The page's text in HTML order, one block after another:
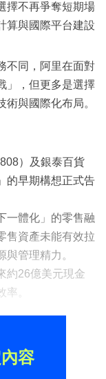
擇不再爭奪短期場
算與國際平台建設
不同，阿里在面對
」，但更多是選擇
與國際化布局。
）及銀泰百貨
的早期構想正式告
一體化」的零售融
售資產未能有效拉
管理精力。
約26億美元現金
。
容